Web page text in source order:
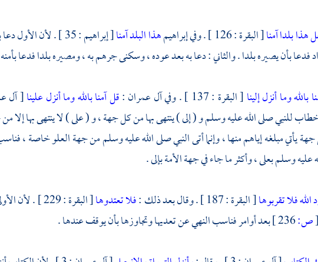
بلدا آمنا[ البقرة : 126 ] . وفي إبراهيم هذا البلد آمنا[ إبراهيم : 35 ] . لأن الأول دعا به قبل مصيره بلدا عند ترك
فدعا بأن يصيره بلدا . والثاني : دعا به بعد عوده ، وسكنىجرهمبه ، ومصيره بلدا فدعا
بالله وما أنزل إلينا[ البقرة : 137 ] . وفي آل عمران : قل آمنا بالله وما أنزل علينا
خطاب للنبي صلى الله عليه وسلم و ( إلى ) ينتهى بها من كل جهة ، و ( على ) لا ينتهى بها إلا
يأتي مبلغه إياهم منها ، وإنما أتى النبي صلى الله عليه وسلم من جهة العلو خاصة ،
وسلم بعلى ، وأكثر ما جاء في جهة الأمة بإلى .
فلا تقربوها[ البقرة : 187 ] . وقال بعد ذلك : فلا تعتدوها
[ البقرة : 229
[ص:
بعد أوامر فناسب النهي عن تعديها وتجاوزها بأن يوقف عندها .